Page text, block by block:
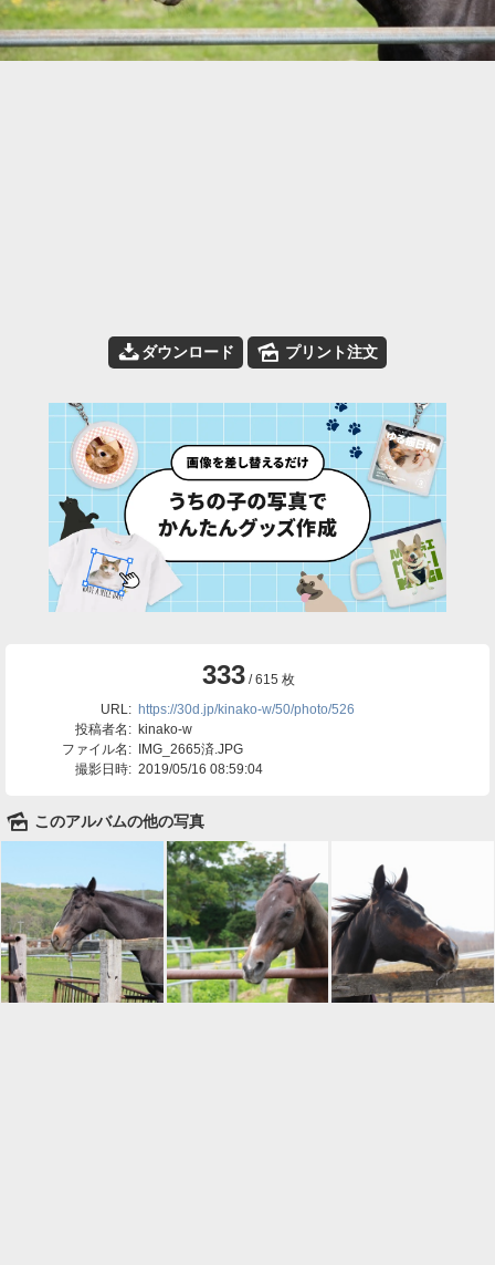
📥ダウンロード 🌄 プリント注文
333/ 615 枚
URL: https://30d.jp/kinako-w/50/photo/526
投稿者名: kinako-w
ファイル名: IMG_2665済.JPG
撮影日時: 2019/05/16 08:59:04
🌄 このアルバムの他の写真